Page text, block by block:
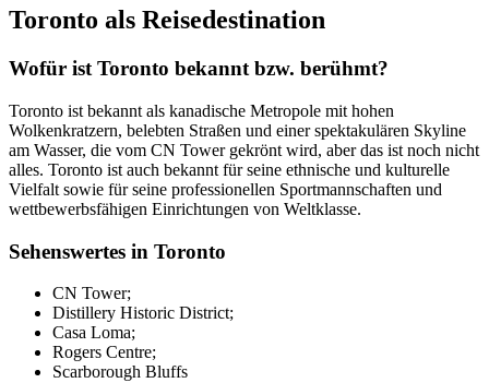
Toronto als Reisedestination
Wofür ist Toronto bekannt bzw. berühmt?
Toronto ist bekannt als kanadische Metropole mit hohen
Wolkenkratzern, belebten Straßen und einer spektakulären Skyline
am Wasser, die vom CN Tower gekrönt wird, aber das ist noch nicht
alles. Toronto ist auch bekannt für seine ethnische und kulturelle
Vielfalt sowie für seine professionellen Sportmannschaften und
wettbewerbsfähigen Einrichtungen von Weltklasse.
Sehenswertes in Toronto
CN Tower;
Distillery Historic District;
Casa Loma;
Rogers Centre;
Scarborough Bluffs